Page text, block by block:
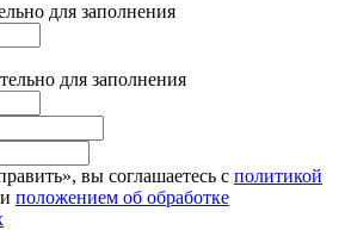
для заполнения
для заполнения
вы соглашаетесь с политикой
и положением об обработке